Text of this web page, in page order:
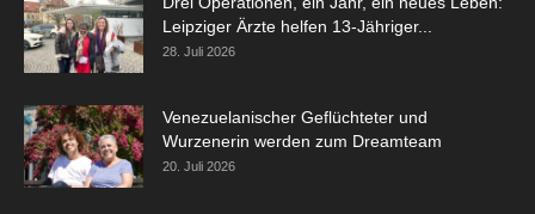
Leipziger Ärzte helfen 13-Jähriger...
28. Juli 2026
Venezuelanischer Geflüchteter und
Wurzenerin werden zum Dreamteam
20. Juli 2026